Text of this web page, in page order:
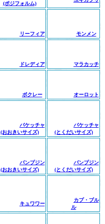
(ポジフォルム)
リーフィア モンメン
ドレディア マラカッチ
ボクレー オーロット
バケッチャ
(おおきいサイズ)
バケッチャ
(とくだいサイズ)
パンプジン
(おおきいサイズ)
パンプジン
(とくだいサイズ)
キュワワー
カプ・ブル
ル